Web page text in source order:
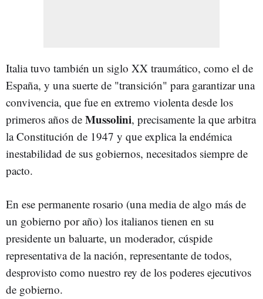
Italia tuvo también un siglo XX traumático, como el de
España, y una suerte de "transición" para garantizar una
convivencia, que fue en extremo violenta desde los
primeros años de Mussolini, precisamente la que arbitra
la Constitución de 1947 y que explica la endémica
inestabilidad de sus gobiernos, necesitados siempre de
pacto.
En ese permanente rosario (una media de algo más de
un gobierno por año) los italianos tienen en su
presidente un baluarte, un moderador, cúspide
representativa de la nación, representante de todos,
desprovisto como nuestro rey de los poderes ejecutivos
de gobierno.